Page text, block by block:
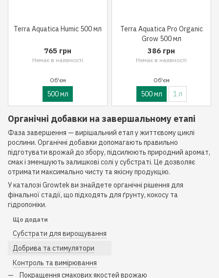
Terra Aquatica Humic 500 мл
765 грн
Немає в наявності
Об'єм
500 мл
Terra Aquatica Pro Organic
Grow 500 мл
386 грн
Немає в наявності
Об'єм
500 мл 1 л
Органічні добавки на завершальному етапі
Фаза завершення — вирішальний етап у життєвому циклі
рослини. Органічні добавки допомагають правильно
підготувати врожай до збору, підсилюють природний аромат,
смак і зменшують залишкові солі у субстраті. Це дозволяє
отримати максимально чисту та якісну продукцію.
У каталозі Growtek ви знайдете органічні рішення для
фінальної стадії, що підходять для ґрунту, кокосу та
гідропоніки.
Що додати
Субстрати для вирощування
Добрива та стимулятори
Контроль та вимірювання
Покращення смакових якостей врожаю